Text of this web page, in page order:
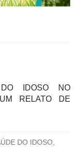
DO IDOSO NO
RELATO DE
DO IDOSO,